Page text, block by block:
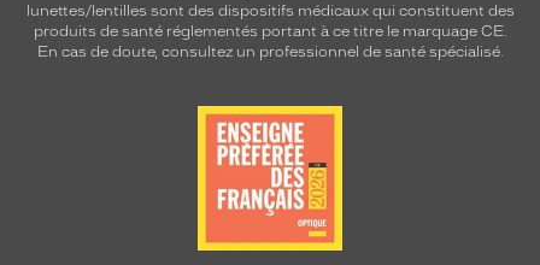
lunettes/lentilles sont des dispositifs médicaux qui constituent des
produits de santé réglementés portant à ce titre le marquage CE.
En cas de doute, consultez un professionnel de santé spécialisé.